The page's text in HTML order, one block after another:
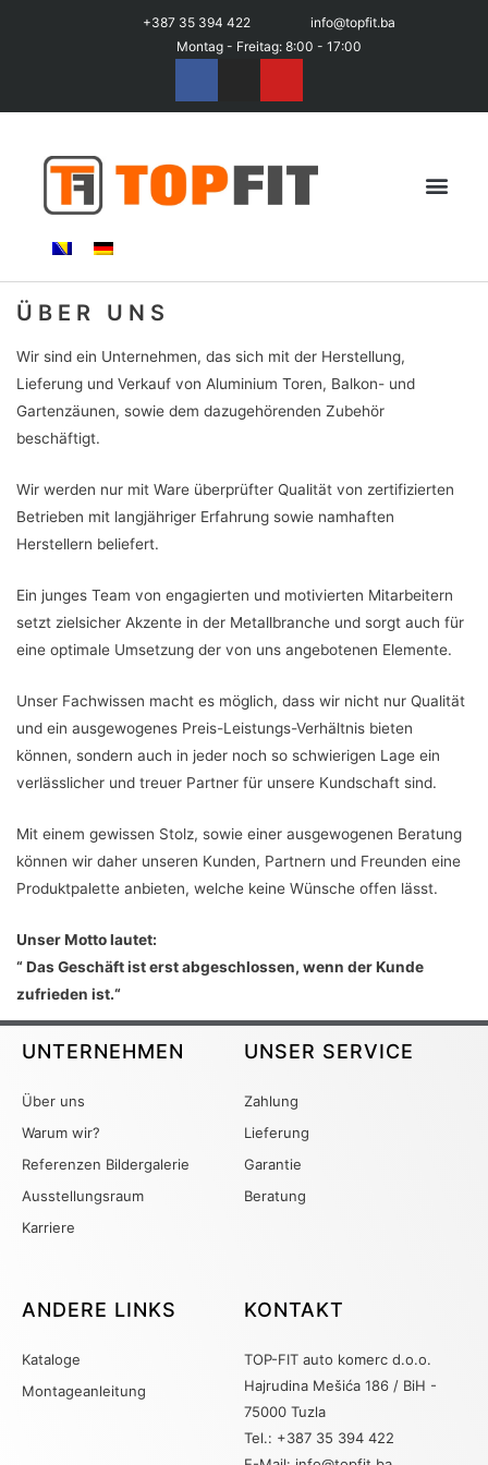
+387 35 394 422
info@topfit.ba
Montag - Freitag: 8:00 - 17:00
ÜBER UNS
Wir sind ein Unternehmen, das sich mit der Herstellung,
Lieferung und Verkauf von Aluminium Toren, Balkon- und
Gartenzäunen, sowie dem dazugehörenden Zubehör
beschäftigt.
Wir werden nur mit Ware überprüfter Qualität von zertifizierten
Betrieben mit langjähriger Erfahrung sowie namhaften
Herstellern beliefert.
Ein junges Team von engagierten und motivierten Mitarbeitern
setzt zielsicher Akzente in der Metallbranche und sorgt auch für
eine optimale Umsetzung der von uns angebotenen Elemente.
Unser Fachwissen macht es möglich, dass wir nicht nur Qualität
und ein ausgewogenes Preis-Leistungs-Verhältnis bieten
können, sondern auch in jeder noch so schwierigen Lage ein
verlässlicher und treuer Partner für unsere Kundschaft sind.
Mit einem gewissen Stolz, sowie einer ausgewogenen Beratung
können wir daher unseren Kunden, Partnern und Freunden eine
Produktpalette anbieten, welche keine Wünsche offen lässt.
Unser Motto lautet:
“ Das Geschäft ist erst abgeschlossen, wenn der Kunde
zufrieden ist.“
UNTERNEHMEN
Über uns
Warum wir?
Referenzen Bildergalerie
Ausstellungsraum
Karriere
UNSER SERVICE
Zahlung
Lieferung
Garantie
Beratung
ANDERE LINKS
Kataloge
Montageanleitung
KONTAKT
TOP-FIT auto komerc d.o.o.
Hajrudina Mešića 186 / BiH -
75000 Tuzla
Tel.: +387 35 394 422